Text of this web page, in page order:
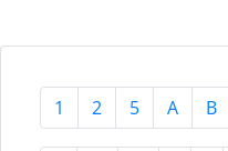
1 2 5 A B